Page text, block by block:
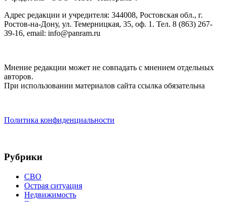
Адрес редакции и учредителя: 344008, Ростовская обл., г.
Ростов-на-Дону, ул. Темерницкая, 35, оф. 1. Тел. 8 (863) 267-
39-16, email: info@panram.ru
Мнение редакции может не совпадать с мнением отдельных
авторов.
При использовании материалов сайта ссылка обязательна
Политика конфиденциальности
Рубрики
СВО
Острая ситуация
Недвижимость